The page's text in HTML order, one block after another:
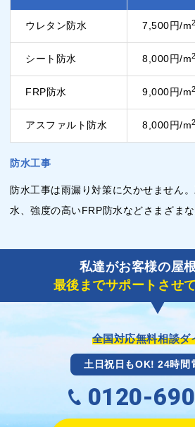
ウレタン防水 7,500円/m2
シート防水 8,000円/m2
FRP防水 9,000円/m2
アスファルト防水 8,000円/m2
防水工事
防水工事は雨漏り対策に欠かせません
水、強度の高いFRP防水などさまざまな
私達がお客様の屋
最後までサポートさせ
全国対応無料相談ダ
土日祝日もOK! 24時間
0120-